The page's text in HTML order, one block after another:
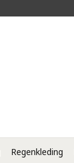
Regenkleding